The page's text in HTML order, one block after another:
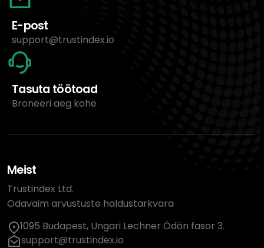
E-post
support@trustindex.io
Tasuta töötoad
Broneeri aeg kohe
Meist
Trustindex Ltd.
Odavaim arvustuste haldustarkvara
1095 Budapest, Ungari Lechner Ödön fasor 3.
support@trustindex.io